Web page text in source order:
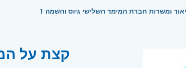
ומשרות חברת המימד השלישי גיוס והשמה 1
קצת על